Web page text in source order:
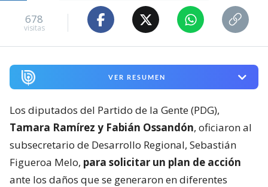
678
visitas
VER RESUMEN
Los diputados del Partido de la Gente (PDG),
Tamara Ramírez y Fabián Ossandón, oficiaron al
subsecretario de Desarrollo Regional, Sebastián
Figueroa Melo, para solicitar un plan de acción
ante los daños que se generaron en diferentes